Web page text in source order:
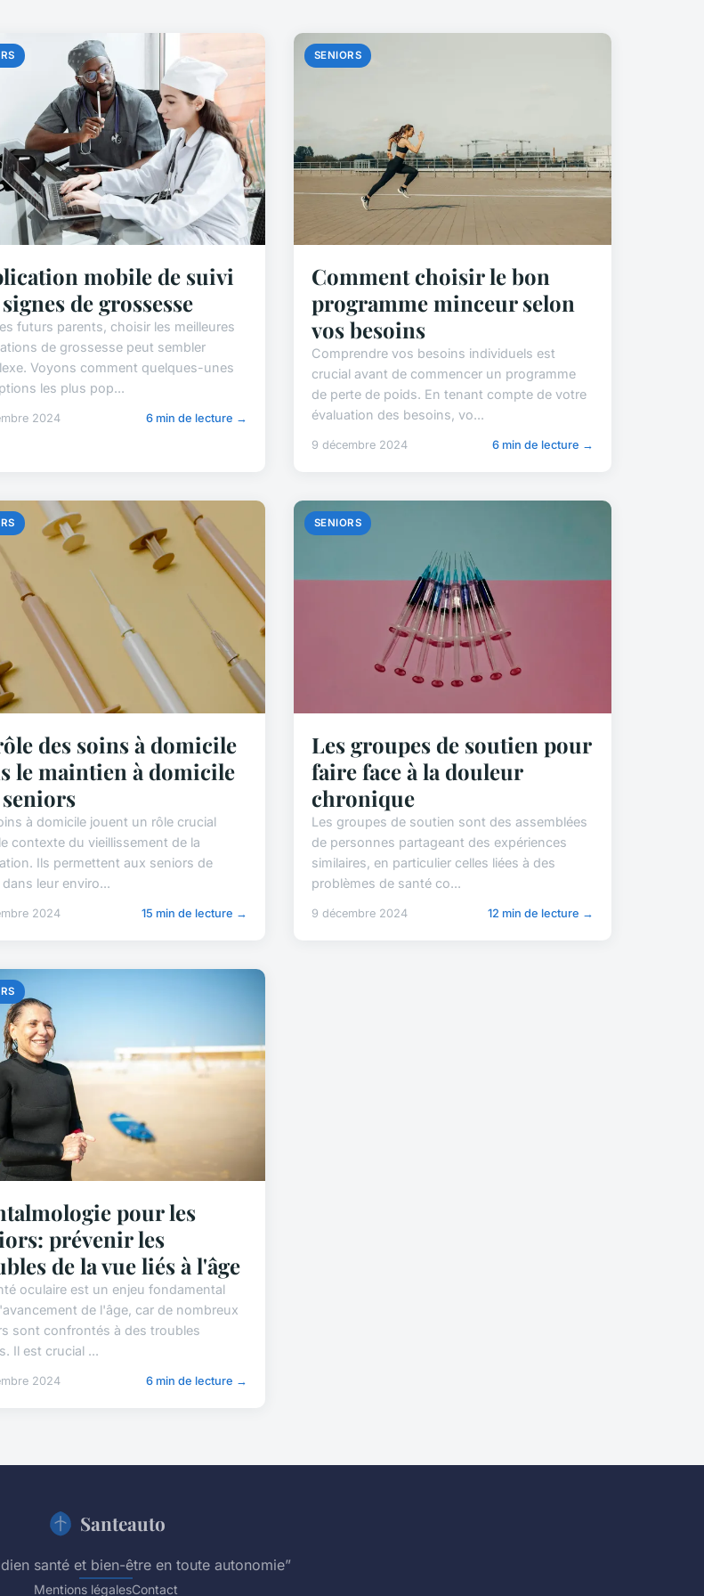
mobile de suivi
de grossesse
futurs parents, choisir les meilleures
de grossesse peut sembler
Voyons comment quelques-unes
les plus pop...
2024 6 min de lecture →
SENIORS
Comment choisir le bon
programme minceur selon
vos besoins
Comprendre vos besoins individuels est
crucial avant de commencer un programme
de perte de poids. En tenant compte de votre
évaluation des besoins, vo...
9 décembre 2024 6 min de lecture →
des soins à domicile
le maintien à domicile
seniors
à domicile jouent un rôle crucial
contexte du vieillissement de la
Ils permettent aux seniors de
dans leur enviro...
2024 15 min de lecture →
SENIORS
Les groupes de soutien pour
faire face à la douleur
chronique
Les groupes de soutien sont des assemblées
de personnes partageant des expériences
similaires, en particulier celles liées à des
problèmes de santé co...
9 décembre 2024 12 min de lecture →
pour les
prévenir les
de la vue liés à l'âge
oculaire est un enjeu fondamental
de l'âge, car de nombreux
sont confrontés à des troubles
Il est crucial ...
2024 6 min de lecture →
Santeauto
santé et bien-être en toute autonomie”
Mentions légalesContact